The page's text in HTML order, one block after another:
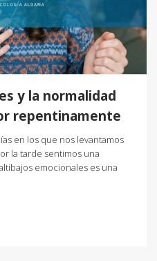
y la normalidad
repentinamente
en los que nos levantamos
la tarde sentimos una
emocionales es una